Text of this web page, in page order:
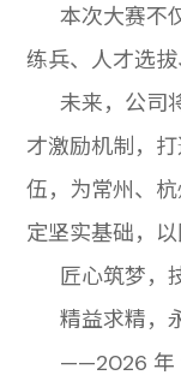
本次大赛不
练兵、人才选拔
未来，公司
才激励机制，
伍，为常州、
定坚实基础，
匠心筑梦，
精益求精，
——2026 年